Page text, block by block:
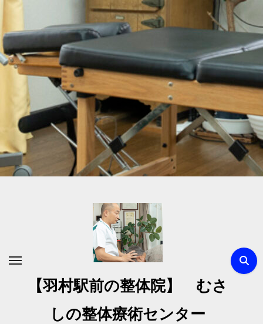
を
ス
【羽村駅前の整体院】 むさ
しの整体療術センター